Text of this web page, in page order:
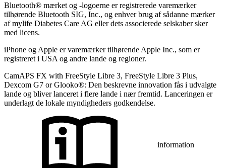
Bluetooth® mærket og -logoerne er registrerede varemærker
tilhørende Bluetooth SIG, Inc., og enhver brug af sådanne mærker
af mylife Diabetes Care AG eller dets associerede selskaber sker
med licens.
iPhone og Apple er varemærker tilhørende Apple Inc., som er
registreret i USA og andre lande og regioner.
CamAPS FX with FreeStyle Libre 3, FreeStyle Libre 3 Plus,
Dexcom G7 or Glooko®: Den beskrevne innovation fås i udvalgte
lande og bliver lanceret i flere lande i nær fremtid. Lanceringen er
underlagt de lokale myndigheders godkendelse.
information